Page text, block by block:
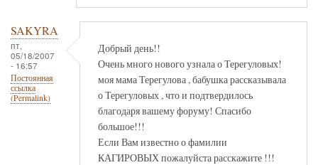
SAKYRA
пт,
05/18/2007
- 16:57
Постоянная
ссылка
(Permalink)
Добрый день!!
Очень много нового узнала о Терегуловых!
моя мама Терегулова , бабушка рассказывала
о Терегуловых , что и подтвердилось
благодаря вашему форуму! Спасибо
большое!!!
Если Вам известно о фамилии
КАГИРОВЫХ пожалуйста расскажите !!!